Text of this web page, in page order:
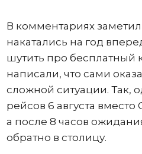
В комментариях
накатались на год
шутить про бесплатный
написали, что сами
сложной ситуации. Так,
рейсов 6 августа
а после 8 часов
обратно в столицу.